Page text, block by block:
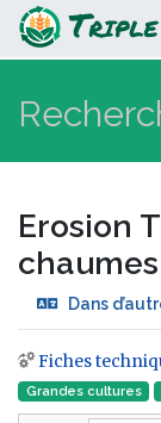
Erosion
Dans
Aller à :
Fiches
Grandes cultures